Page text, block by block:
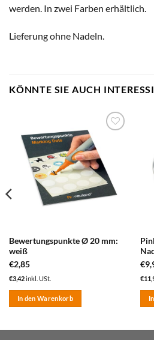
werden. In zwei Farben erhältlich.
Lieferung ohne Nadeln.
KÖNNTE SIE AUCH
Merkzettel
hinzufügen
Bewertungspunkte Ø 20 mm:
weiß
€2,85
€3,42inkl. USt.
In den Warenkorb
€
€